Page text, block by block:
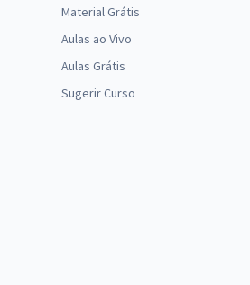
Material Grátis
Aulas ao Vivo
Aulas Grátis
Sugerir Curso